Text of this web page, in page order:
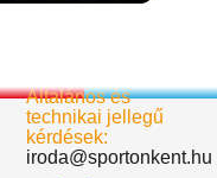
Általános és
technikai jellegű
kérdések:
iroda@sportonkent.hu